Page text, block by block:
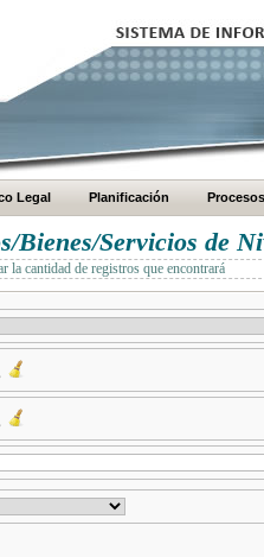
Legal Planificación Procesos
Bienes/Servicios de
la cantidad de registros que encontrará